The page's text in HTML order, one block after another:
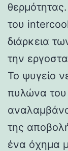
του
διάρκεια
την
Το ψυγείο
πυλώνα του
της
ένα όχημα